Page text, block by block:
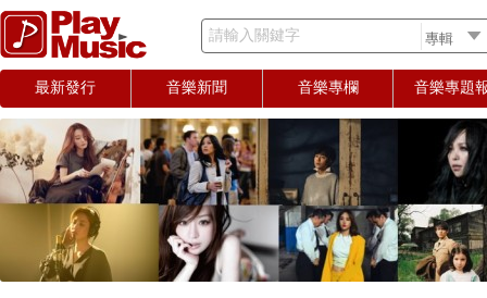
請輸入關鍵字
最新發行 音樂新聞 音樂專欄 音樂專題